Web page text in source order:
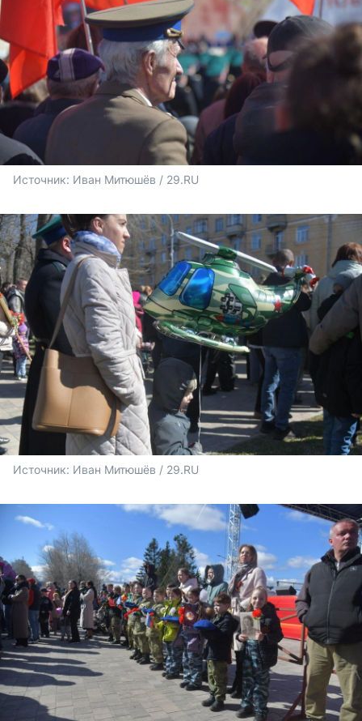
Источник: Иван Митюшёв / 29.RU
Источник: Иван Митюшёв / 29.RU